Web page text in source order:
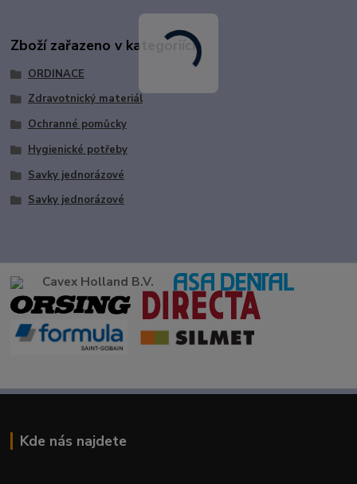
Zboží zařazeno v kategoriích
ORDINACE
Zdravotnický materiál
Ochranné pomůcky
Hygienické potřeby
Savky jednorázové
Savky jednorázové
Cavex Holland B.V.
Kde nás najdete